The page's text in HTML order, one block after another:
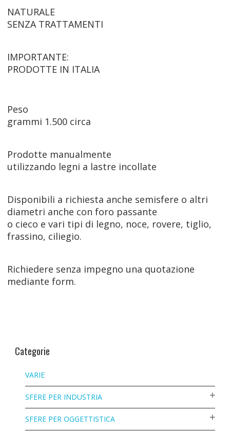
NATURALE
SENZA TRATTAMENTI
IMPORTANTE:
PRODOTTE IN ITALIA
Peso
grammi 1.500 circa
Prodotte manualmente
utilizzando legni a lastre incollate
Disponibili a richiesta anche semisfere o altri
diametri anche con foro passante
o cieco e vari tipi di legno, noce, rovere, tiglio,
frassino, ciliegio.
Richiedere senza impegno una quotazione
mediante form.
Categorie
VARIE
SFERE PER INDUSTRIA
SFERE PER OGGETTISTICA